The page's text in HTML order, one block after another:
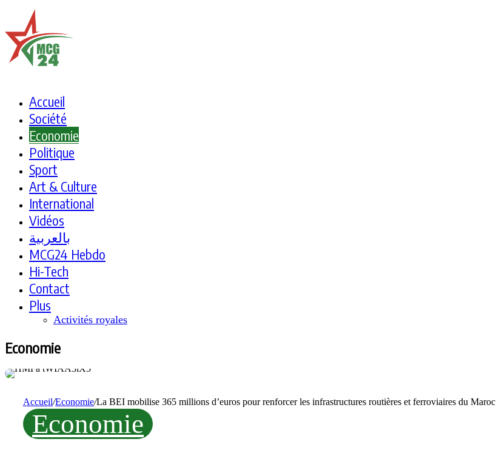
Accueil
Société
Economie
Politique
Sport
Art & Culture
International
Vidéos
بالعربية
MCG24 Hebdo
Hi-Tech
Contact
Plus
Activités royales
Economie
Accueil/Economie/La BEI mobilise 365 millions d’euros pour renforcer les infrastructures routières et ferroviaires du Maroc
Economie